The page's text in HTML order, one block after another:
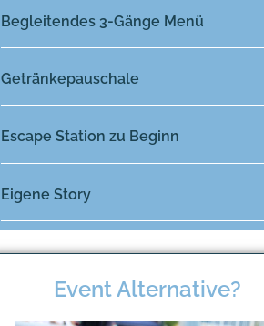
Begleitendes 3-Gänge Menü
Getränkepauschale
Escape Station zu Beginn
Eigene Story
Event Alternative?